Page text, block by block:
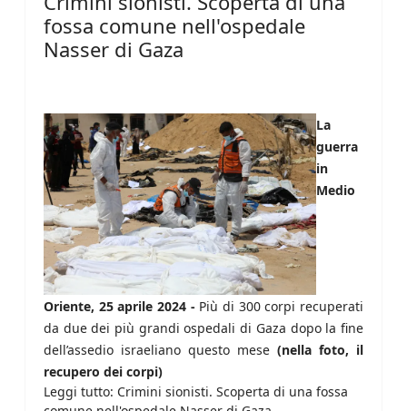
fossa comune nell'ospedale
Nasser di Gaza
La
guerra
in
Medio
Oriente, 25 aprile 2024 - Più di 300 corpi recuperati
da due dei più grandi ospedali di Gaza dopo la fine
dell’assedio israeliano questo mese (nella foto, il
recupero dei corpi)
Leggi tutto: Crimini sionisti. Scoperta di una fossa